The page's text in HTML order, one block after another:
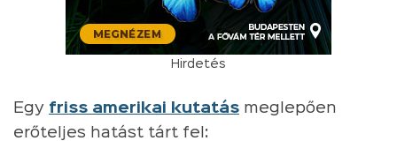
Hirdetés
Egy friss amerikai kutatás meglepően
erőteljes hatást tárt fel: